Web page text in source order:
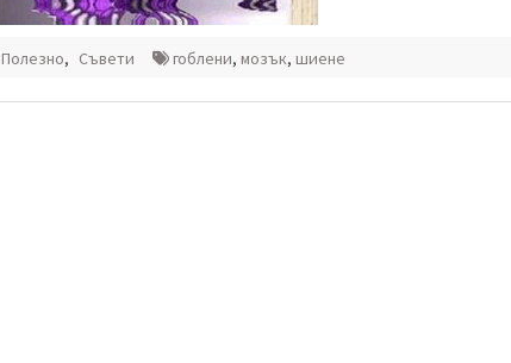
Полезно, Съвети гоблени, мозък, шиене